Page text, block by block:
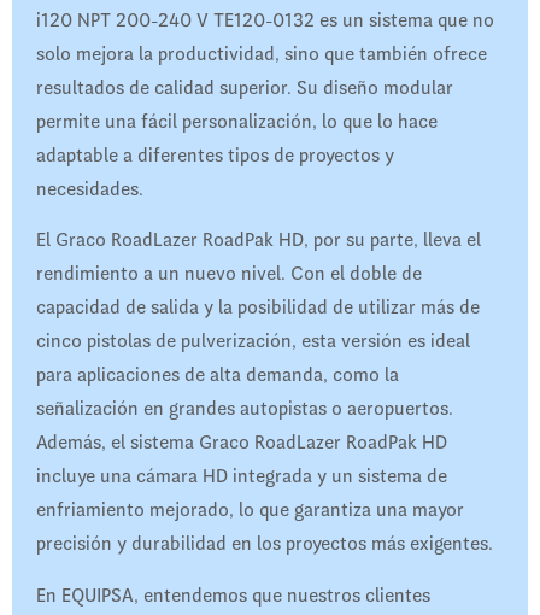
i120 NPT 200-240 V TE120-0132 es un sistema que no
solo mejora la productividad, sino que también ofrece
resultados de calidad superior. Su diseño modular
permite una fácil personalización, lo que lo hace
adaptable a diferentes tipos de proyectos y
necesidades.
El Graco RoadLazer RoadPak HD, por su parte, lleva el
rendimiento a un nuevo nivel. Con el doble de
capacidad de salida y la posibilidad de utilizar más de
cinco pistolas de pulverización, esta versión es ideal
para aplicaciones de alta demanda, como la
señalización en grandes autopistas o aeropuertos.
Además, el sistema Graco RoadLazer RoadPak HD
incluye una cámara HD integrada y un sistema de
enfriamiento mejorado, lo que garantiza una mayor
precisión y durabilidad en los proyectos más exigentes.
En EQUIPSA, entendemos que nuestros clientes